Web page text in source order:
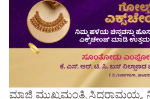
ಮಾಜಿ ಮುಖ್ಯಮಂತ್ರಿ